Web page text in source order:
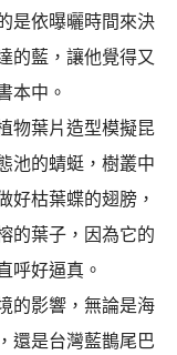
是依曝曬時間來決
的藍，讓他覺得又
本中。
物葉片造型模擬昆
池的蜻蜓，樹叢中
好枯葉蝶的翅膀，
的葉子，因為它的
呼好逼真。
的影響，無論是海
還是台灣藍鵲尾巴